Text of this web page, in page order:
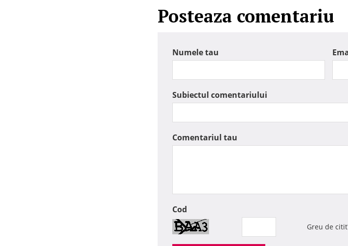
Posteaza comentariu
Numele tau
Subiectul comentariului
Comentariul tau
Cod
Greu de